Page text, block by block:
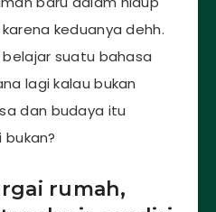
keduanya dehh.
suatu bahasa
lagi kalau bukan
dan budaya itu
rumah,